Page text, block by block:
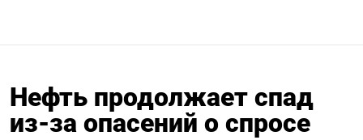
Нефть продолжает спад
из-за опасений о спросе